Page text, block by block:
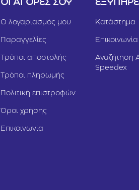
ΟΙ ΑΓΟΡΕΣ ΣΟΥ
Ο λογαριασμός μου
Παραγγελίες
Τρόποι αποστολής
Τρόποι πληρωμής
Πολιτική επιστροφών
Όροι χρήσης
Επικοινωνία
Κατάστημα
Επικοινωνία
Αναζήτηση
Speedex